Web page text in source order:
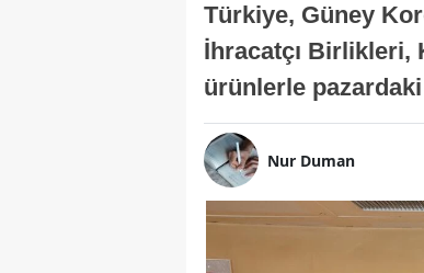
Türkiye, Güney
İhracatçı Birlikleri,
ürünlerle
Nur Duman